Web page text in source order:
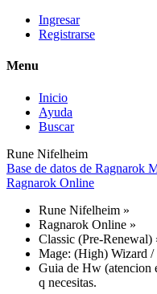
Ingresar
Registrarse
Menu
Inicio
Ayuda
Buscar
Rune Nifelheim
Base de datos de Ragnarok
Ragnarok Online
Rune Nifelheim »
Ragnarok Online »
Classic (Pre-Renewal)
Mage: (High) Wizard /
Guia de Hw (atencion
q necesitas.